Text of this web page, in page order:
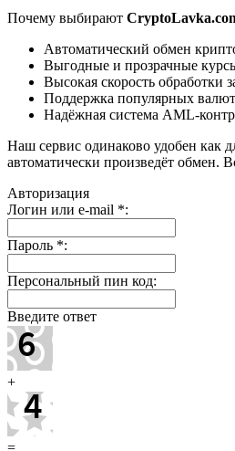
Почему выбирают
Автоматический обмен
Выгодные и прозрачные
Высокая скорость обработки
Поддержка популярных
Надёжная система AML-
Наш сервис одинаково удобен как
автоматически произведёт обмен.
Авторизация
Логин или e-mail *:
Пароль *:
Персональный пин код:
Введите ответ
+
=